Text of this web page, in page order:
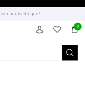
aanbiedingen!
0